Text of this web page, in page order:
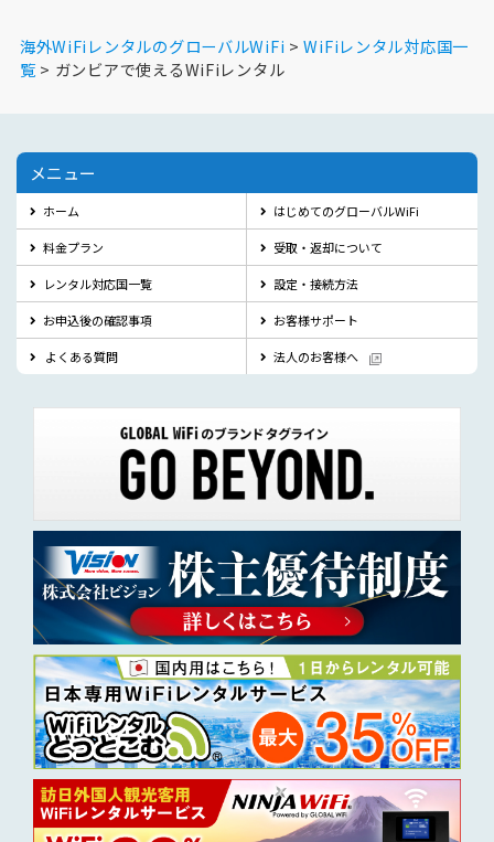
海外WiFiレンタルのグローバルWiFi
WiFiレンタル対応国一
覧
ガンビアで使えるWiFiレンタル
メニュー
ホーム はじめてのグローバルWiFi
料金プラン 受取・返却について
レンタル対応国一覧 設定・接続方法
お申込後の確認事項 お客様サポート
よくある質問 法人のお客様へ